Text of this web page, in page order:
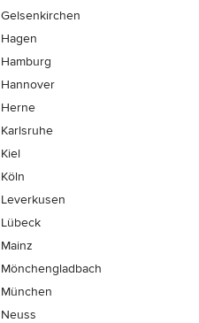
Gelsenkirchen
Hagen
Hamburg
Hannover
Herne
Karlsruhe
Kiel
Köln
Leverkusen
Lübeck
Mainz
Mönchen­gladbach
München
Neuss